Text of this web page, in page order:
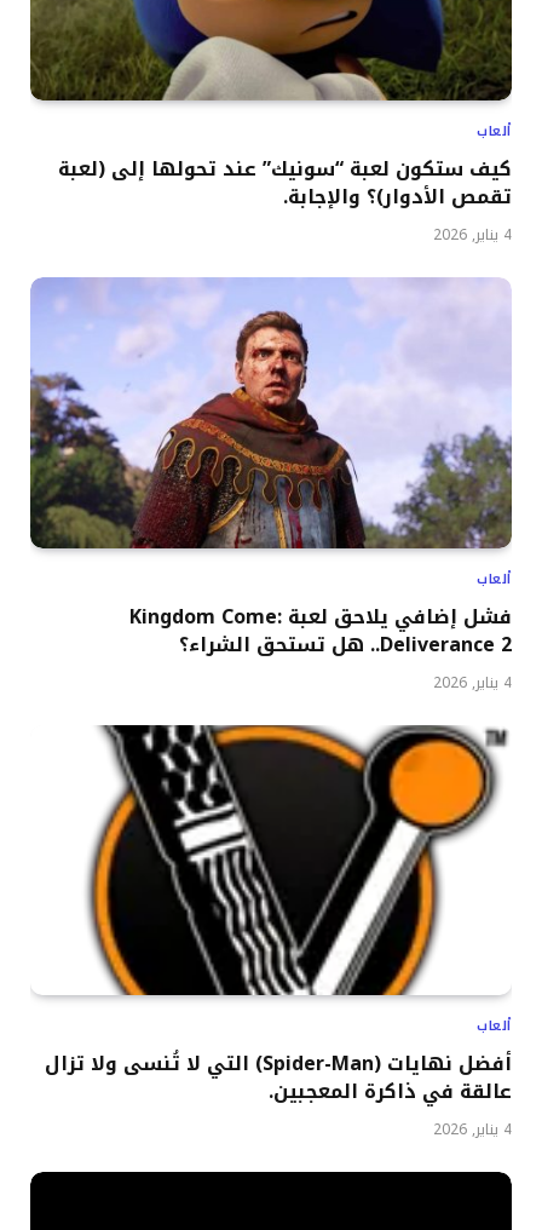
ألعاب
كيف ستكون لعبة “سونيك” عند تحولها إلى (لعبة
تقمص الأدوار)؟ والإجابة.
4 يناير, 2026
ألعاب
فشل إضافي يلاحق لعبة Kingdom Come:
Deliverance 2.. هل تستحق الشراء؟
4 يناير, 2026
ألعاب
أفضل نهايات (Spider-Man) التي لا تُنسى ولا تزال
عالقة في ذاكرة المعجبين.
4 يناير, 2026